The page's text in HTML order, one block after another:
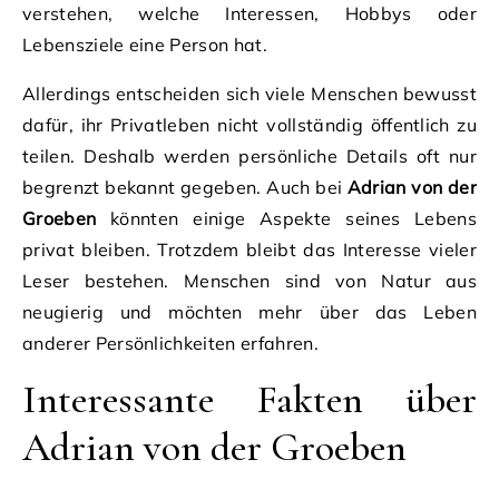
verstehen, welche Interessen, Hobbys oder
Lebensziele eine Person hat.
Allerdings entscheiden sich viele Menschen bewusst
dafür, ihr Privatleben nicht vollständig öffentlich zu
teilen. Deshalb werden persönliche Details oft nur
begrenzt bekannt gegeben. Auch bei Adrian von der
Groeben könnten einige Aspekte seines Lebens
privat bleiben. Trotzdem bleibt das Interesse vieler
Leser bestehen. Menschen sind von Natur aus
neugierig und möchten mehr über das Leben
anderer Persönlichkeiten erfahren.
Interessante Fakten über
Adrian von der Groeben